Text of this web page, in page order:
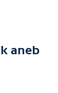
aneb